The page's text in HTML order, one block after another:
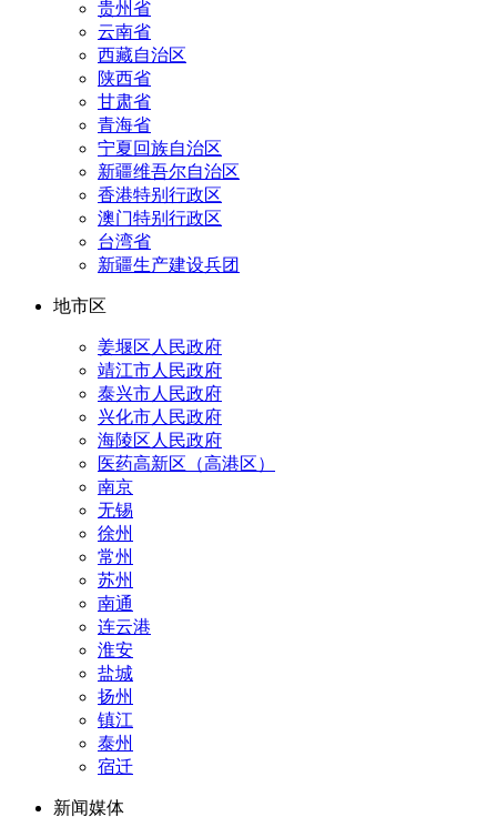
贵州省
云南省
西藏自治区
陕西省
甘肃省
青海省
宁夏回族自治区
新疆维吾尔自治区
香港特别行政区
澳门特别行政区
台湾省
新疆生产建设兵团
地市区
姜堰区人民政府
靖江市人民政府
泰兴市人民政府
兴化市人民政府
海陵区人民政府
医药高新区（高港区）
南京
无锡
徐州
常州
苏州
南通
连云港
淮安
盐城
扬州
镇江
泰州
宿迁
新闻媒体